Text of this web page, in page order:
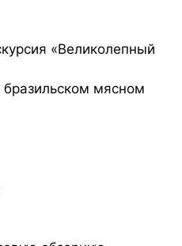
«Великолепный
мясном